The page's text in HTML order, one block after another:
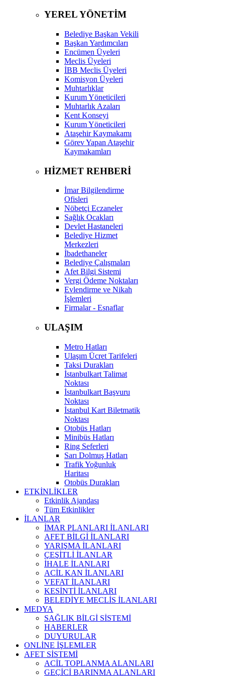
YEREL YÖNETİM
Belediye Başkan Vekili
Başkan Yardımcıları
Encümen Üyeleri
Meclis Üyeleri
İBB Meclis Üyeleri
Komisyon Üyeleri
Muhtarlıklar
Kurum Yöneticileri
Muhtarlık Azaları
Kent Konseyi
Kurum Yöneticileri
Ataşehir Kaymakamı
Görev Yapan Ataşehir
Kaymakamları
HİZMET REHBERİ
İmar Bilgilendirme
Ofisleri
Nöbetçi Eczaneler
Sağlık Ocakları
Devlet Hastaneleri
Belediye Hizmet
Merkezleri
İbadethaneler
Belediye Çalışmaları
Afet Bilgi Sistemi
Vergi Ödeme Noktaları
Evlendirme ve Nikah
İşlemleri
Firmalar - Esnaflar
ULAŞIM
Metro Hatları
Ulaşım Ücret Tarifeleri
Taksi Durakları
İstanbulkart Talimat
Noktası
İstanbulkart Başvuru
Noktası
İstanbul Kart Biletmatik
Noktası
Otobüs Hatları
Minibüs Hatları
Ring Seferleri
Sarı Dolmuş Hatları
Trafik Yoğunluk
Haritası
Otobüs Durakları
ETKİNLİKLER
Etkinlik Ajandası
Tüm Etkinlikler
İLANLAR
İMAR PLANLARI İLANLARI
AFET BİLGİ İLANLARI
YARIŞMA İLANLARI
ÇEŞİTLİ İLANLAR
İHALE İLANLARI
ACİL KAN İLANLARI
VEFAT İLANLARI
KESİNTİ İLANLARI
BELEDİYE MECLİS İLANLARI
MEDYA
SAĞLIK BİLGİ SİSTEMİ
HABERLER
DUYURULAR
ONLİNE İŞLEMLER
AFET SİSTEMİ
ACİL TOPLANMA ALANLARI
GEÇİCİ BARINMA ALANLARI